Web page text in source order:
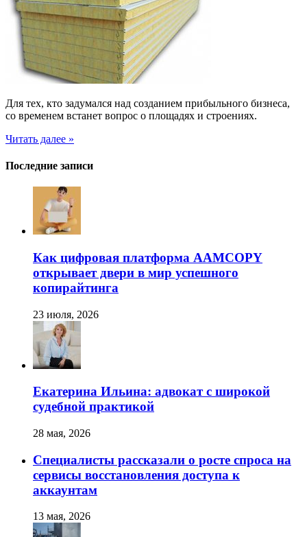
складов
из
сэндвич-
панелей
Для тех, кто задумался над созданием прибыльного бизнеса,
со временем встанет вопрос о площадях и строениях.
Читать далее »
Последние записи
Как цифровая платформа AAMCOPY
открывает двери в мир успешного
копирайтинга
23 июля, 2026
Екатерина Ильина: адвокат с широкой
судебной практикой
28 мая, 2026
Специалисты рассказали о росте спроса на
сервисы восстановления доступа к
аккаунтам
13 мая, 2026